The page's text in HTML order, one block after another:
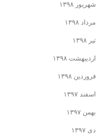
شهریور ۱۳۹۸
مرداد ۱۳۹۸
تیر ۱۳۹۸
اردیبهشت ۱۳۹۸
فروردین ۱۳۹۸
اسفند ۱۳۹۷
بهمن ۱۳۹۷
دی ۱۳۹۷